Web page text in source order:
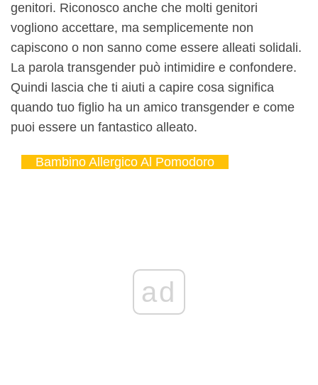
genitori. Riconosco anche che molti genitori
vogliono accettare, ma semplicemente non
capiscono o non sanno come essere alleati solidali.
La parola transgender può intimidire e confondere.
Quindi lascia che ti aiuti a capire cosa significa
quando tuo figlio ha un amico transgender e come
puoi essere un fantastico alleato.
Bambino Allergico Al Pomodoro
ad